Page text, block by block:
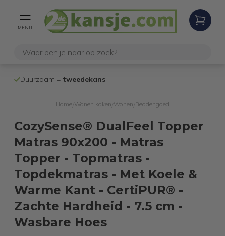
MENU
tweedekans
Home Wonen koken Wonen Beddengoed
CozySense® DualFeel Topper
Matras 90x200 - Matras
Topper - Topmatras -
Topdekmatras - Met Koele &
Warme Kant - CertiPUR® -
Zachte Hardheid - 7.5 cm -
Wasbare Hoes